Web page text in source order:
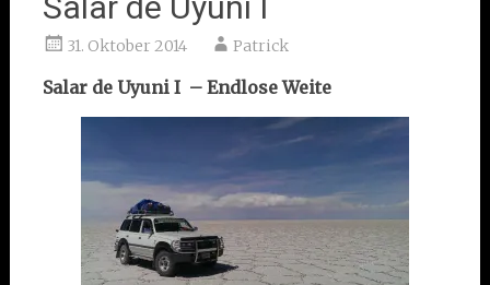
31. Oktober 2014 Patrick
Salar de Uyuni I – Endlose Weite